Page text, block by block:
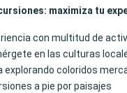
maximiza tu
con multitud de
en las culturas
explorando coloridos
a pie por paisajes